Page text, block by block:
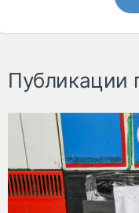
Публикации